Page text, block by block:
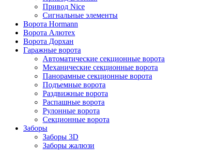
Привод Nice
Сигнальные элементы
Ворота Hormann
Ворота Алютех
Ворота Дорхан
Гаражные ворота
Автоматические секционные ворота
Механические секционные ворота
Панорамные секционные ворота
Подъемные ворота
Раздвижные ворота
Распашные ворота
Рулонные ворота
Секционные ворота
Заборы
Заборы 3D
Заборы жалюзи